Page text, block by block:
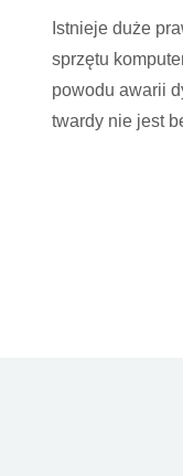
Istnieje duże
sprzętu
powodu awarii
twardy nie jest